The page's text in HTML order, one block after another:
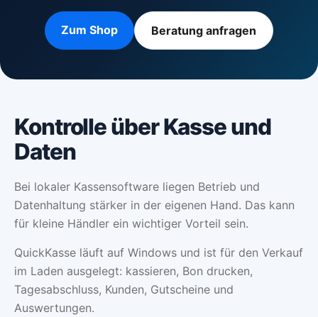
Zum Shop Beratung anfragen
Kontrolle über Kasse und
Daten
Bei lokaler Kassensoftware liegen Betrieb und
Datenhaltung stärker in der eigenen Hand. Das kann
für kleine Händler ein wichtiger Vorteil sein.
QuickKasse läuft auf Windows und ist für den Verkauf
im Laden ausgelegt: kassieren, Bon drucken,
Tagesabschluss, Kunden, Gutscheine und
Auswertungen.